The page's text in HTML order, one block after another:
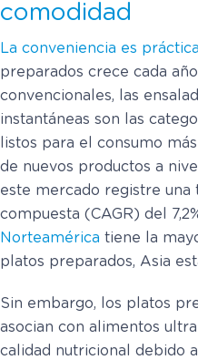
comodidad
La conveniencia es práctica
preparados crece cada
convencionales, las
instantáneas son las
listos para el consumo
de nuevos productos a
este mercado registre una
compuesta (CAGR) del
Norteamérica tiene la
platos preparados, Asia
Sin embargo, los platos
asocian con alimentos
calidad nutricional debido